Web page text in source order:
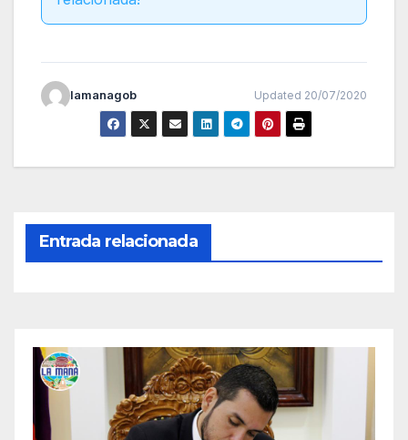
lamanagob Updated 20/07/2020
Entrada relacionada